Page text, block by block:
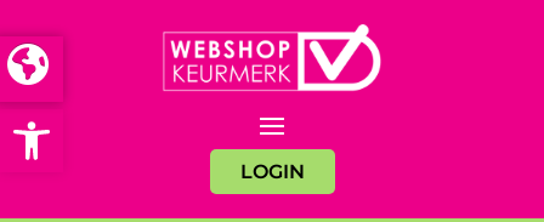
Open toolbar
LOGIN